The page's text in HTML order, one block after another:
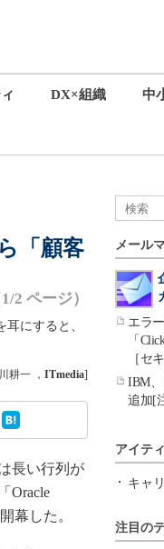
DX×組織 中
「顧客
1/2 ページ）
耳にすると、
耕一 ， ITmedia]
長い行列が
Oracle
幕した。
メール
エラ
「
［セ
IBM
追加[
アイテ
キャ
注目の